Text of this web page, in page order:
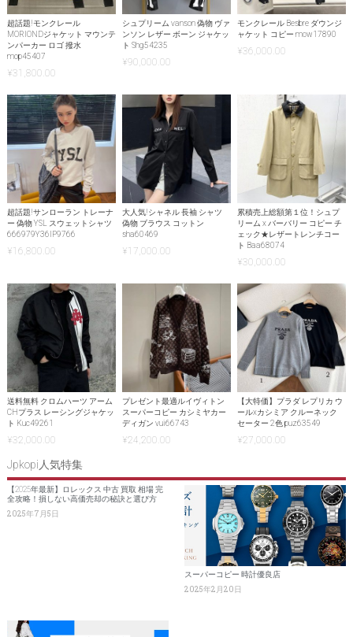
超話題!モンクレール
MORIONDジャケット マウンテ
ンパーカー ロゴ 撥水
mop45407
¥31,800.00
シュプリーム vanson 偽物 ヴァ
ンソン レザー ボーン ジャケッ
ト Shg54235
¥90,000.00
モンクレール Besbre ダウンジ
ャケット コピー mow17890
¥36,000.00
超話題!サンローラン トレーナ
ー 偽物 YSL スウェットシャツ
666979Y36IP9766
¥16,800.00
大人気!シャネル 長袖 シャツ
偽物 ブラウス コットン
sha60469
¥17,000.00
累積売上総額第１位！シュプ
リーム x バーバリー コピー チ
ェック★レザートレンチコー
ト Baa68074
¥30,000.00
送料無料 クロムハーツ アーム
CHプラス レーシングジャケッ
ト Kuc49261
¥32,000.00
プレゼント最適ルイヴィトン
スーパーコピー カシミヤカー
ディガン vui66743
¥24,200.00
【大特価】プラダ レプリカ ウ
ールxカシミア クルーネック
セーター 2色 puz63549
¥27,000.00
Jpkopi人気特集
【2025年最新】ロレックス 中古 買取 相場 完
全攻略！損しない高価売却の秘訣と選び方
2025年7月5日
スーパーコピー 時計優良店
2025年2月20日